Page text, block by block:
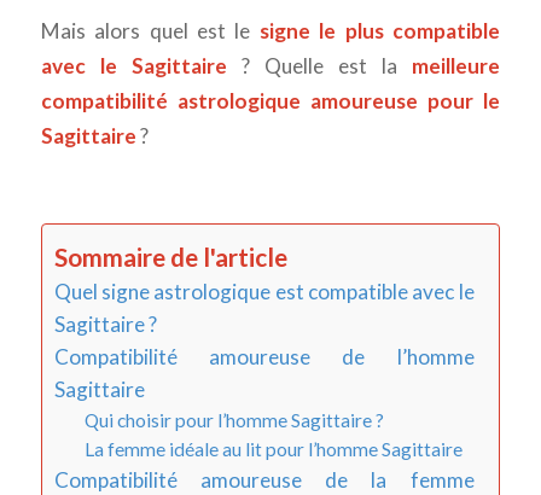
Mais alors quel est le signe le plus compatible
avec le Sagittaire ? Quelle est la meilleure
compatibilité astrologique amoureuse pour le
Sagittaire?
Sommaire de l'article
Quel signe astrologique est compatible avec le
Sagittaire ?
Compatibilité amoureuse de l’homme
Sagittaire
Qui choisir pour l’homme Sagittaire ?
La femme idéale au lit pour l’homme Sagittaire
Compatibilité amoureuse de la femme